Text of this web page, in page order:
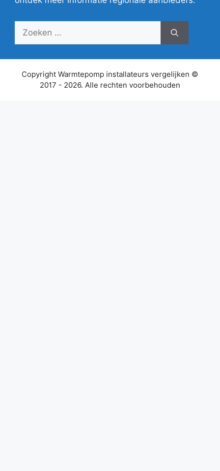
Zoek
Copyright Warmtepomp installateurs vergelijken ©
2017 - 2026. Alle rechten voorbehouden